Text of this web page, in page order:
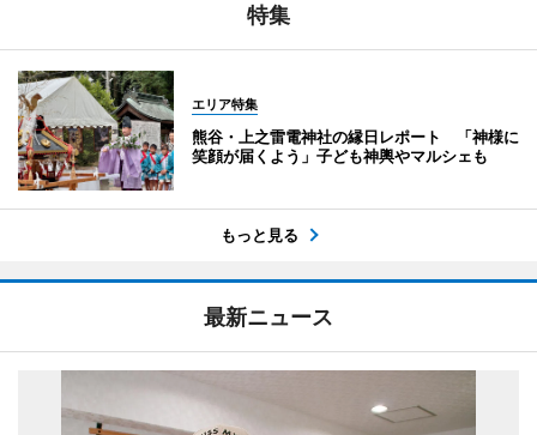
特集
エリア特集
熊谷・上之雷電神社の縁日レポート 「神様に
笑顔が届くよう」子ども神輿やマルシェも
もっと見る
最新ニュース